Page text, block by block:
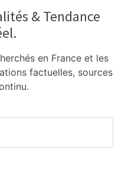
& Tendance
en France et les
factuelles, sources